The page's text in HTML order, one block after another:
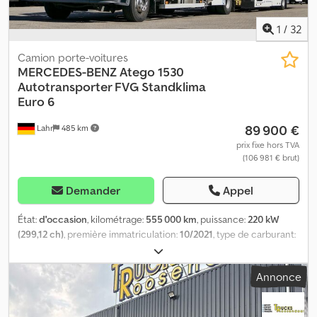
1 / 32
Lahr 485 km
Camion porte-voitures
MERCEDES-BENZAtego 1530
Autotransporter FVG Standklima
Euro 6
89 900 €
prix fixe hors TVA
(106 981 € brut)
Demander Appel
État:d'occasion, kilométrage: 555 000 km, puissance:220 kW
(299,12 ch), première immatriculation:10/2021, type de carburant:
, couleur:
automatique, classe d'émission:Euro 6, longueur de l'espace de
chargement:
16 700 mm, Année de construction:
Équipement:
ABS, chauffage de stationnement, climatisation,
programme électronique de stabilité (ESP)
, Mercedes Benz
Annonce